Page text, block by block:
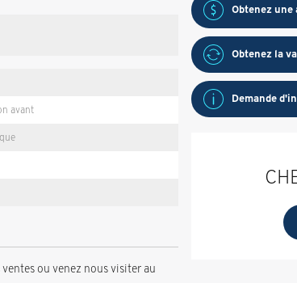
avant
ou venez nous visiter au
Obtenez une
Obtenez la
Demande